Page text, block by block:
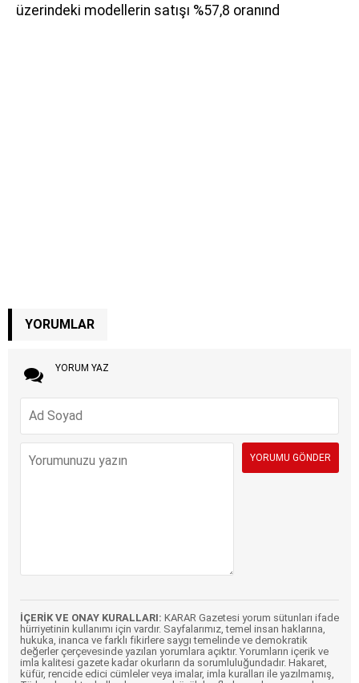
üzerindeki modellerin satışı %57,8 oranınd
YORUMLAR
YORUM YAZ
İÇERİK VE ONAY KURALLARI: KARAR Gazetesi yorum sütunları ifade
hürriyetinin kullanımı için vardır. Sayfalarımız, temel insan haklarına,
hukuka, inanca ve farklı fikirlere saygı temelinde ve demokratik
değerler çerçevesinde yazılan yorumlara açıktır. Yorumların içerik ve
imla kalitesi gazete kadar okurların da sorumluluğundadır. Hakaret,
küfür, rencide edici cümleler veya imalar, imla kuralları ile yazılmamış,